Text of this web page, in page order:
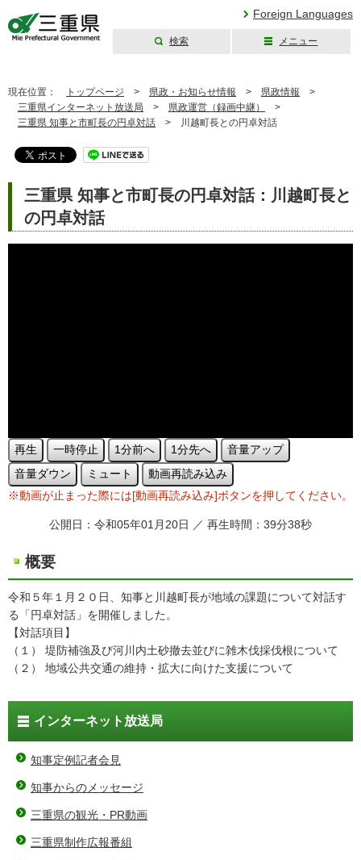
Foreign Languages
検索 メニュー
現在位置： トップページ > 県政・お知らせ情報 > 県政情報 >
三重県インターネット放送局 > 県政運営（録画中継）
>
三重県 知事と市町長の円卓対話 > 川越町長との円卓対話
三重県 知事と市町長の円卓対話：川越町長と
の円卓対話
再生 一時停止 1分前へ 1分先へ
音量アップ
音量ダウン
ミュート
動画再読み込み
※動画が止まった際には[動画再読み込み]ボタンを押してください。
公開日：令和05年01月20日 ／ 再生時間：39分38秒
概要
令和５年１月２０日、知事と川越町長が地域の課題について対話す
る「円卓対話」を開催しました。
【対話項目】
（１） 堤防補強及び河川内土砂撤去並びに雑木伐採伐根について
（２） 地域公共交通の維持・拡大に向けた支援について
インターネット放送局
知事定例記者会見
知事からのメッセージ
三重県の観光・PR動画
三重県制作広報番組